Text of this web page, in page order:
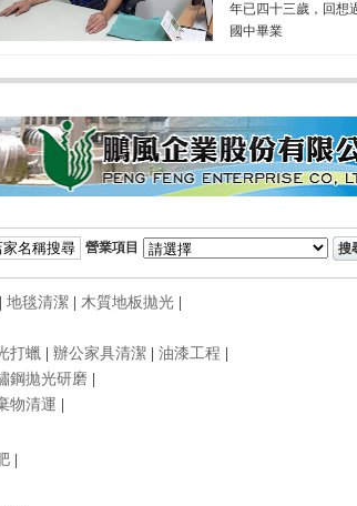
年已四十三歲，回想
國中畢業
營業項目
地毯清潔 木質地板拋光
打蠟 辦公家具清潔 油漆工程
鋼拋光研磨
物清運